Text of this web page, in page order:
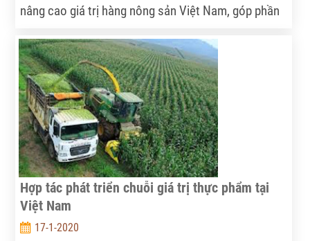
nâng cao giá trị hàng nông sản Việt Nam, góp phần
phát triển của ngành chế biến nông sản (CBNS)
chưa tương xứng với tiềm năng, nông sản vẫn chủ
yếu xuất khẩu (XK) thô, giá trị gia tăng thấp. Điều
này đòi hỏi cần có những giải pháp thúc đẩy ngành
công nghiệp CBNS phát triển.
Hợp tác phát triển chuỗi giá trị thực phẩm tại
Việt Nam
17-1-2020